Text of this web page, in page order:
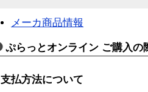
メーカ商品情報
ぷらっとオンライン ご購入の
支払方法について